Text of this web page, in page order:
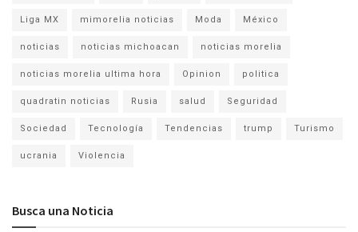
Liga MX mimorelia noticias Moda México
noticias noticias michoacan noticias morelia
noticias morelia ultima hora Opinion politica
quadratin noticias Rusia salud Seguridad
Sociedad Tecnología Tendencias trump Turismo
ucrania Violencia
Busca una Noticia